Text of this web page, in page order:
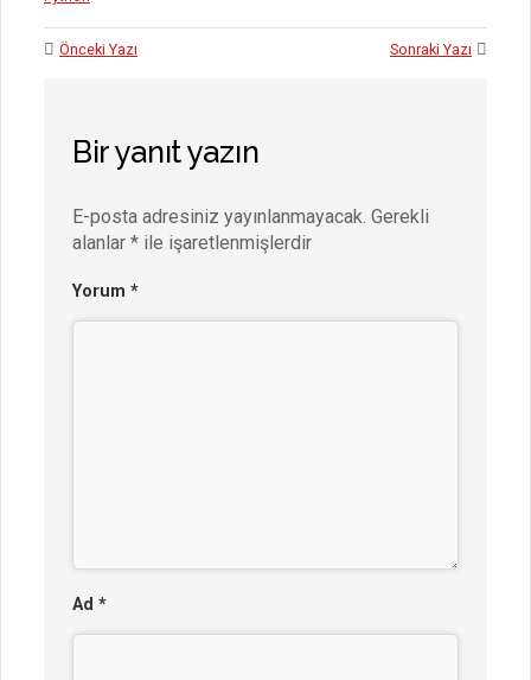
Önceki Yazı Sonraki Yazı
Bir yanıt yazın
E-posta adresiniz yayınlanmayacak. Gerekli
alanlar * ile işaretlenmişlerdir
Yorum *
Ad *